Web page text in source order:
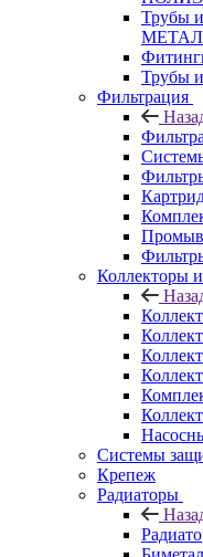
Трубы
Трубы
Фильтрация
Коллекторы
Системы
Крепеж
Радиаторы